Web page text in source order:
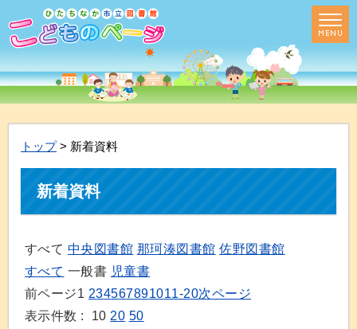
トップ> 新着資料
新着資料
すべて 中央図書館 那珂湊図書館 佐野図書館
すべて 一般書 児童書
前ページ1 234567891011-20次ページ
表示件数 : 10 20 50